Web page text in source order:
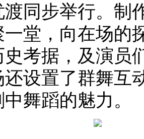
同步举行。制
堂，向在场的
考据，及演员
设置了群舞互
舞蹈的魅力。